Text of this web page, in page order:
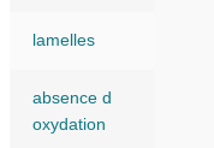
lamelles
absence d
oxydation